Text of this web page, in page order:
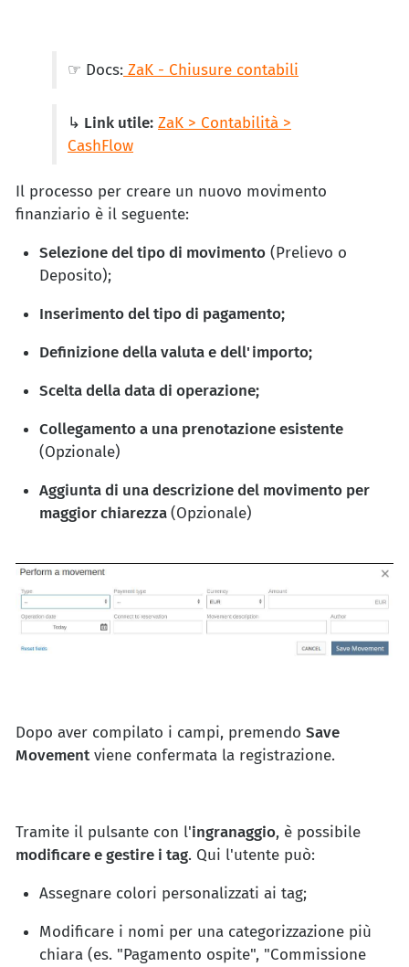
☞ Docs: ZaK - Chiusure contabili
↳ Link utile: ZaK > Contabilità >
CashFlow
Il processo per creare un nuovo movimento
finanziario è il seguente:
Selezione del tipo di movimento(Prelievo o
Deposito);
Inserimento del tipo di pagamento;
Definizione della valuta e dell'importo;
Scelta della data di operazione;
Collegamento a una prenotazione esistente
(Opzionale)
Aggiunta di una descrizione del movimento per
maggior chiarezza(Opzionale)
Dopo aver compilato i campi, premendo Save
Movementviene confermata la registrazione.
Tramite il pulsante con l'ingranaggio, è possibile
modificare e gestire i tag. Qui l'utente può:
Assegnare colori personalizzati ai tag;
Modificare i nomi per una categorizzazione più
chiara (es. "Pagamento ospite", "Commissione